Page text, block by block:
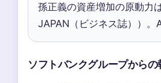
孫正義の資産増加の原動力
JAPAN（ビジネス誌））。
ソフトバンクグループからの